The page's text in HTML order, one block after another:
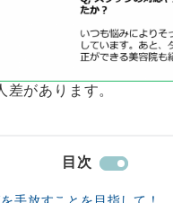
があります。
目次
手放すことを目指して！